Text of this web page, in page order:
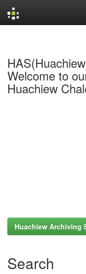
Welcome to
Huachiew
Huachiew Archiving
Search